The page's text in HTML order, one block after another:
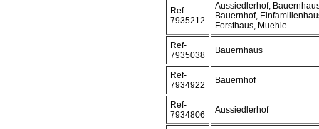
Ref-
7935212
Aussiedlerhof,
Bauernhof,
Forsthaus, Muehle
Ref-
7935038
Bauernhaus
Ref-
7934922
Bauernhof
Ref-
7934806
Aussiedlerhof